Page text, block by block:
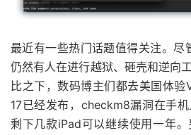
最近有一些热门话题值得关注。尽
仍然有人在进行越狱、砸壳和逆向
比之下，数码博主们都去美国体
17已经发布，checkm8漏洞在手
剩下几款iPad可以继续使用一年